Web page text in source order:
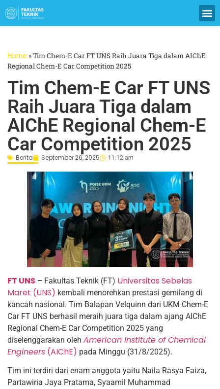
Home »Tim Chem-E Car FT UNS Raih Juara Tiga dalam AIChE
Regional Chem-E Car Competition 2025
Tim Chem-E Car FT UNS
Raih Juara Tiga dalam
AIChE Regional Chem-E
Car Competition 2025
Berita September 26, 2025 11:12 am
FT UNS – Fakultas Teknik (FT) Universitas Sebelas
Maret (UNS) kembali menorehkan prestasi gemilang di
kancah nasional. Tim Balapan Velquinn dari UKM Chem-E
Car FT UNS berhasil meraih juara tiga dalam ajang AIChE
Regional Chem-E Car Competition 2025 yang
diselenggarakan oleh American Institute of Chemical
Engineers (AIChE) pada Minggu (31/8/2025).
Tim ini terdiri dari enam anggota yaitu Naila Rasya Faiza,
Partawiria Jaya Pratama, Syaamil Muhammad